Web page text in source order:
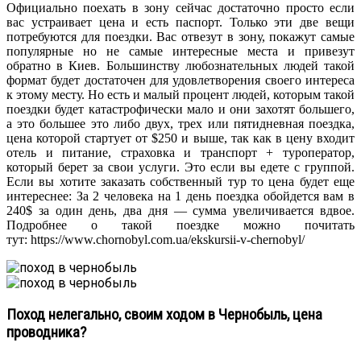
Официально поехать в зону сейчас достаточно просто если
вас устраивает цена и есть паспорт. Только эти две вещи
потребуются для поездки. Вас отвезут в зону, покажут самые
популярные но не самые интересные места и привезут
обратно в Киев. Большинству любознательных людей такой
формат будет достаточен для удовлетворения своего интереса
к этому месту. Но есть и малый процент людей, которым такой
поездки будет катастрофически мало и они захотят большего,
а это большее это либо двух, трех или пятидневная поездка,
цена которой стартует от $250 и выше, так как в цену входит
отель и питание, страховка и транспорт + туроператор,
который берет за свои услуги. Это если вы едете с группой.
Если вы хотите заказать собственный тур то цена будет еще
интереснее: За 2 человека на 1 день поездка обойдется вам в
240$ за один день, два дня — сумма увеличивается вдвое.
Подробнее о такой поездке можно почитать
тут: https://www.chornobyl.com.ua/ekskursii-v-chernobyl/
Поход нелегально, своим ходом в Чернобыль, цена
проводника?